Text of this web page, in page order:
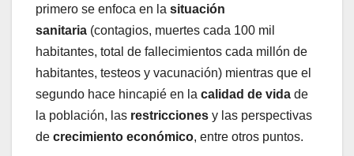
primero se enfoca en la situación
sanitaria (contagios, muertes cada 100 mil
habitantes, total de fallecimientos cada millón de
habitantes, testeos y vacunación) mientras que el
segundo hace hincapié en la calidad de vida de
la población, las restricciones y las perspectivas
de crecimiento económico, entre otros puntos.